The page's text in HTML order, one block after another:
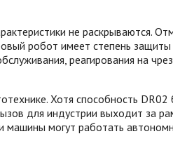
не раскрываются.
робот имеет степень
реагирования на
Хотя способность DR02
для индустрии выходит за
машины могут работать